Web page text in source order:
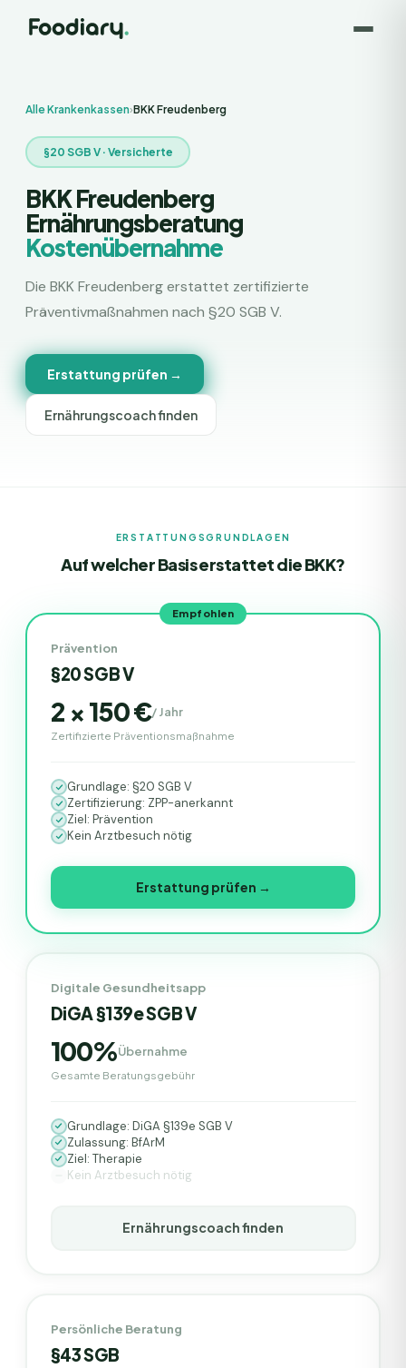
Alle Krankenkassen›BKK Freudenberg
§20 SGB V · Versicherte
BKK Freudenberg
Ernährungsberatung
Kostenübernahme
Die BKK Freudenbergerstattet zertifizierte
Präventivmaßnahmen nach §20 SGB V.
Erstattung prüfen →
Ernährungscoach finden
ERSTATTUNGSGRUNDLAGEN
Auf welcher Basis erstattet dieBKK?
Empfohlen
Prävention
§20 SGB V
2 × 150 €/Jahr
Zertifizierte Präventionsmaßnahme
Grundlage: §20 SGB V
Zertifizierung: ZPP-anerkannt
Ziel: Prävention
Kein Arztbesuch nötig
Erstattung prüfen →
Digitale Gesundheitsapp
DiGA §139e SGB V
100%Übernahme
Gesamte Beratungsgebühr
Grundlage: DiGA §139e SGB V
Zulassung: BfArM
Ziel: Therapie
Kein Arztbesuch nötig
Ernährungscoach finden
Persönliche Beratung
§43 SGB